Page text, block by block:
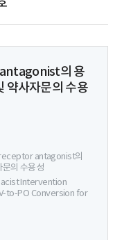
의 용
약사자문의 수용
antagonist의
문의 수용성
Intervention
to-PO Conversion for